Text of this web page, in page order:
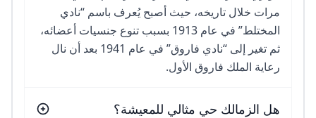
مرات خلال تاريخه، حيث أصبح يُعرف باسم “نادي
المختلط” في عام 1913 بسبب تنوع جنسيات أعضائه،
ثم تغير إلى “نادي فاروق” في عام 1941 بعد أن نال
رعاية الملك فاروق الأول.
هل الزمالك حي مثالي للمعيشة؟